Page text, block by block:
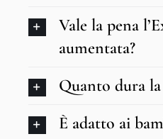
Vale la pena
aumentata?
Quanto dura
È adatto ai